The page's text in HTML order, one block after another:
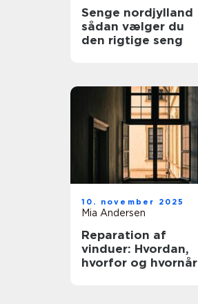
Senge nordjylland
sådan vælger du
den rigtige seng
10. november 2025
Mia Andersen
Reparation af
vinduer: Hvordan,
hvorfor og hvornår